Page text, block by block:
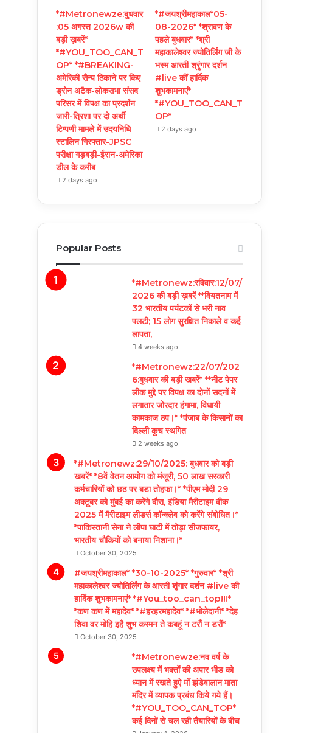
*#Metronewze:बुधवार
:05 अगस्त 2026w की
बड़ी ख़बरें*
*#YOU_TOO_CAN_T
OP* *#BREAKING-
अमेरिकी सैन्य ठिकाने पर किए
ड्रोन अटैक-लोकसभा संसद
परिसर में विपक्ष का प्रदर्शन
जारी-त्रिशा पर दो अर्थी
टिप्पणी मामले में उदयनिधि
स्टालिन गिरफ्तार-JPSC
परीक्षा गड़बड़ी-ईरान-अमेरिका
डील के करीब
2 days ago
*#जयश्रीमहाकाल*05-
08-2026* *श्रावण के
पहले बुधवार* *श्री
महाकालेश्वर ज्योतिर्लिंग जी के
भस्म आरती श्रृंगार दर्शन
#live कीं हार्दिक
शुभकामनाएं*
*#YOU_TOO_CAN_T
OP*
2 days ago
Popular Posts
*#Metronewz:रविवार:12/07/
2026 की बड़ी ख़बरें **वियतनाम में
32 भारतीय पर्यटकों से भरी नाव
पलटी; 15 लोग सुरक्षित निकाले व कई
लापता,
4 weeks ago
*#Metronewz:22/07/202
6:बुधवार की बड़ी खबरें* **नीट पेपर
लीक मुद्दे पर विपक्ष का दोनों सदनों में
लगातार जोरदार हंगामा, विधायी
कामकाज ठप।* *पंजाब के किसानों का
दिल्ली कूच स्थगित
2 weeks ago
*#Metronewz:29/10/2025: बुधवार को बड़ी
खबरें* *8वें वेतन आयोग को मंजूरी, 50 लाख सरकारी
कर्मचारियों को छठ पर बडा तोहफा।* *पीएम मोदी 29
अक्टूबर को मुंबई का करेंगे दौरा, इंडिया मैरीटाइम वीक
2025 में मैरीटाइम लीडर्स कॉन्क्लेव को करेंगे संबोधित।*
*पाकिस्तानी सेना ने लीपा घाटी में तोड़ा सीजफायर,
भारतीय चौकियों को बनाया निशाना।*
October 30, 2025
#जयश्रीमहाकाल* *30-10-2025* *गुरुवार* *श्री
महाकालेश्वर ज्योतिर्लिंग के आरती शृंगार दर्शन #live की
हार्दिक शुभकामनाएं* *#You_too_can_top!!!*
*कण कण में महादेव* *#हरहरमहादेव* *#भोलेदानी* *देह
शिवा वर मोहि इहै शुभ करमन ते कबहूं न टरौं न डरौं*
October 30, 2025
*#Metronewze:नव वर्ष के
उपलक्ष्य में भक्तों की अपार भीड को
ध्यान में रखते हुऐ माँ झंडेवालान माता
मंदिर में व्यापक प्रबंध किये गये हैं।
*#YOU_TOO_CAN_TOP*
कई दिनों से चल रही तैयारियों के बीच